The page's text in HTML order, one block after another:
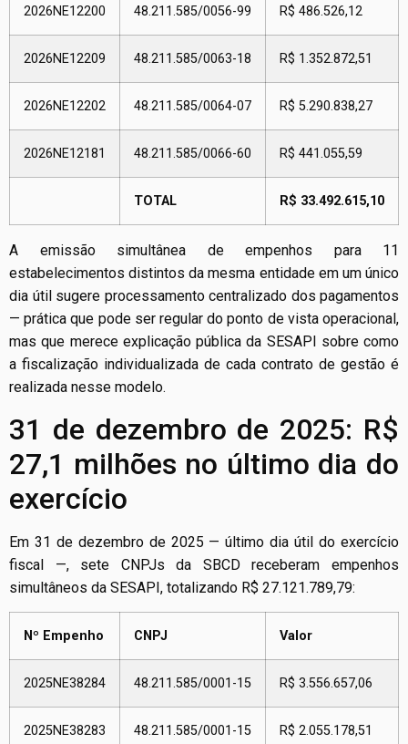
2026NE12200 48.211.585/0056-99 R$ 486.526,12
2026NE12209 48.211.585/0063-18 R$ 1.352.872,51
2026NE12202 48.211.585/0064-07 R$ 5.290.838,27
2026NE12181 48.211.585/0066-60 R$ 441.055,59
TOTAL R$ 33.492.615,10
A emissão simultânea de empenhos para 11
estabelecimentos distintos da mesma entidade em um único
dia útil sugere processamento centralizado dos pagamentos
— prática que pode ser regular do ponto de vista operacional,
mas que merece explicação pública da SESAPI sobre como
a fiscalização individualizada de cada contrato de gestão é
realizada nesse modelo.
31 de dezembro de 2025: R$
27,1 milhões no último dia do
exercício
Em 31 de dezembro de 2025 — último dia útil do exercício
fiscal —, sete CNPJs da SBCD receberam empenhos
simultâneos da SESAPI, totalizando R$ 27.121.789,79:
Nº Empenho CNPJ Valor
2025NE38284 48.211.585/0001-15 R$ 3.556.657,06
2025NE38283 48.211.585/0001-15 R$ 2.055.178,51